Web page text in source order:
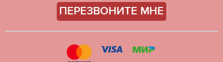
ПЕРЕЗВОНИТЕ МНЕ